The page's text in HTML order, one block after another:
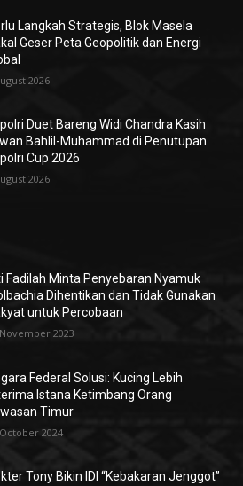
Langkah Strategis, ​Blok Masela
Geser Peta Geopolitik dan Energi
2026
Duet Bareng Widi Chandra Kasih
Bahlil-Muhammad di Penutupan
Cup 2026
2026
Fadilah Minta Penyebaran Nyamuk
Dihentikan dan Tidak Gunakan
untuk Percobaan
2023
Federal Solusi: Kucing Lebih
Istana Ketimbang Orang
Timur
2024
Tony Bikin IDI “Kebakaran Jenggot”